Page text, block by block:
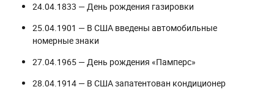
24.04.1833 — День рождения газировки
25.04.1901 — В США введены автомобильные
номерные знаки
27.04.1965 — День рождения «Памперс»
28.04.1914 — В США запатентован кондиционер